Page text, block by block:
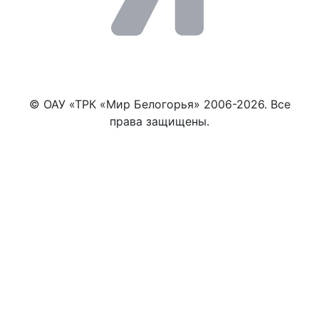
© ОАУ «ТРК «Мир Белогорья» 2006-2026. Все
права защищены.